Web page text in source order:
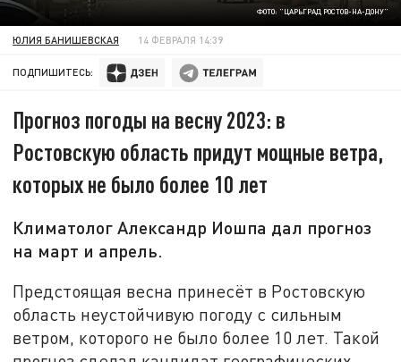
ФОТО: "ЦАРЬГРАД РОСТОВ-НА-ДОНУ"
ЮЛИЯ БАНИШЕВСКАЯ 14 ФЕВРАЛЯ 14:39
ПОДПИШИТЕСЬ:
Прогноз погоды на весну 2023: в
Ростовскую область придут мощные ветра,
которых не было более 10 лет
Климатолог Александр Иошпа дал прогноз
на март и апрель.
Предстоящая весна принесёт в Ростовскую
область неустойчивую погоду с сильным
ветром, которого не было более 10 лет. Такой